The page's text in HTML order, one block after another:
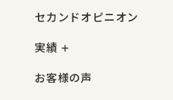
セカンドオピニオン
実績
お客様の声